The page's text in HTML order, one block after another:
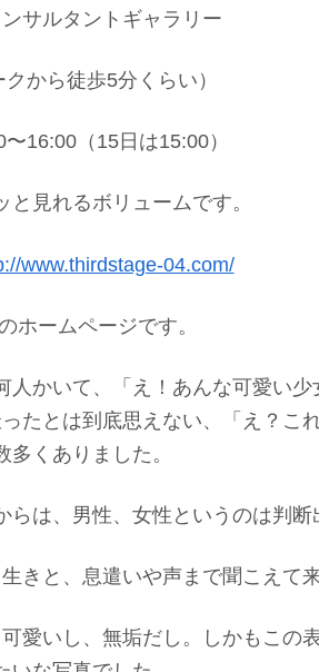
サルタントギャラリー
クから徒歩5分くらい）
〜16:00（15日は15:00）
と見れるボリュームです。
www.thirdstage-04.com/
ホームページです。
かいて、「え！あんな可愛い
たとは到底思えない、「え？こ
多くありました。
は、男性、女性というのは判断
きと、息遣いや声まで聞こえて
愛いし、無垢だし。しかもこの